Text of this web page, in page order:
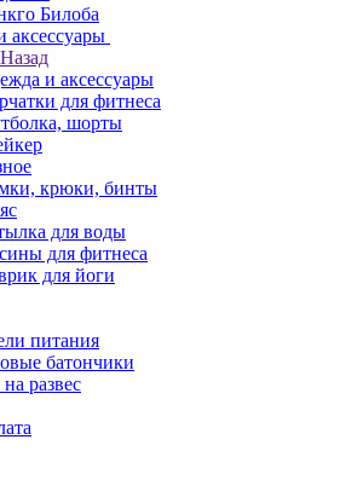
Билоба
аксессуары
Назад
и аксессуары
для фитнеса
шорты
крюки, бинты
для воды
для фитнеса
для йоги
питания
батончики
развес